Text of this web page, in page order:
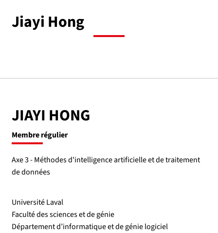
Jiayi Hong
JIAYI HONG
Membre régulier
Axe 3 - Méthodes d'intelligence artificielle et de traitement
de données
Université Laval
Faculté des sciences et de génie
Département d’informatique et de génie logiciel